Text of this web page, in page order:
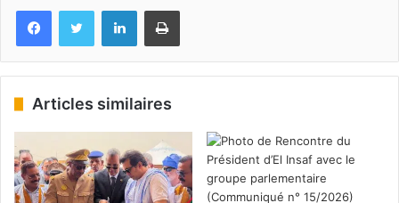
FacebookTwitter LinkedinImprimer
Articles similaires